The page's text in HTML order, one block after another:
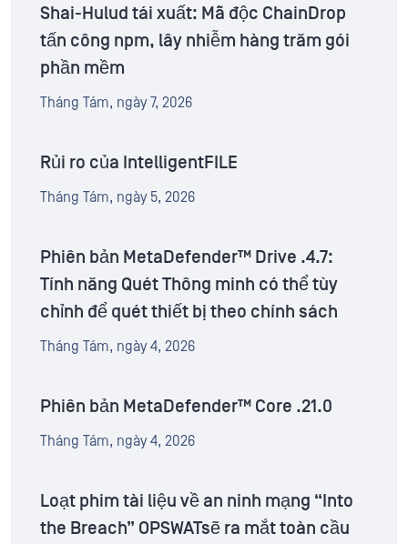
Shai-Hulud tái xuất: Mã độc ChainDrop
tấn công npm, lây nhiễm hàng trăm gói
phần mềm
Tháng Tám, ngày 7, 2026
Rủi ro của IntelligentFILE
Tháng Tám, ngày 5, 2026
Phiên bản MetaDefender™ Drive .4.7:
Tính năng Quét Thông minh có thể tùy
chỉnh để quét thiết bị theo chính sách
Tháng Tám, ngày 4, 2026
Phiên bản MetaDefender™ Core .21.0
Tháng Tám, ngày 4, 2026
Loạt phim tài liệu về an ninh mạng “Into
the Breach” OPSWATsẽ ra mắt toàn cầu